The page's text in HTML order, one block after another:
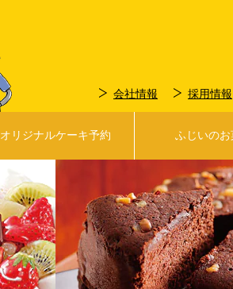
会社情報 採用情報
オリジナルケーキ予約 ふじいのお